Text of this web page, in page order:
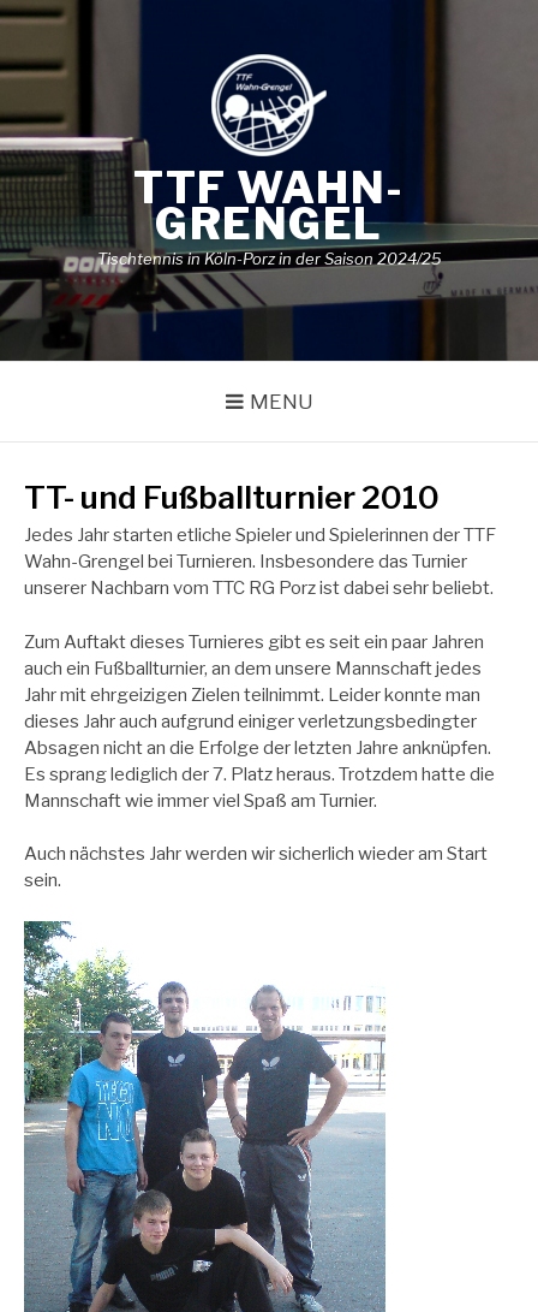
Skip
content
TTF WAHN-
GRENGEL
Tischtennis in Köln-Porz in der Saison 2024/25
MENU
TT- und Fußballturnier 2010
Jedes Jahr starten etliche Spieler und Spielerinnen der TTF
Wahn-Grengel bei Turnieren. Insbesondere das Turnier
unserer Nachbarn vom TTC RG Porz ist dabei sehr beliebt.
Zum Auftakt dieses Turnieres gibt es seit ein paar Jahren
auch ein Fußballturnier, an dem unsere Mannschaft jedes
Jahr mit ehrgeizigen Zielen teilnimmt. Leider konnte man
dieses Jahr auch aufgrund einiger verletzungsbedingter
Absagen nicht an die Erfolge der letzten Jahre anknüpfen.
Es sprang lediglich der 7. Platz heraus. Trotzdem hatte die
Mannschaft wie immer viel Spaß am Turnier.
Auch nächstes Jahr werden wir sicherlich wieder am Start
sein.